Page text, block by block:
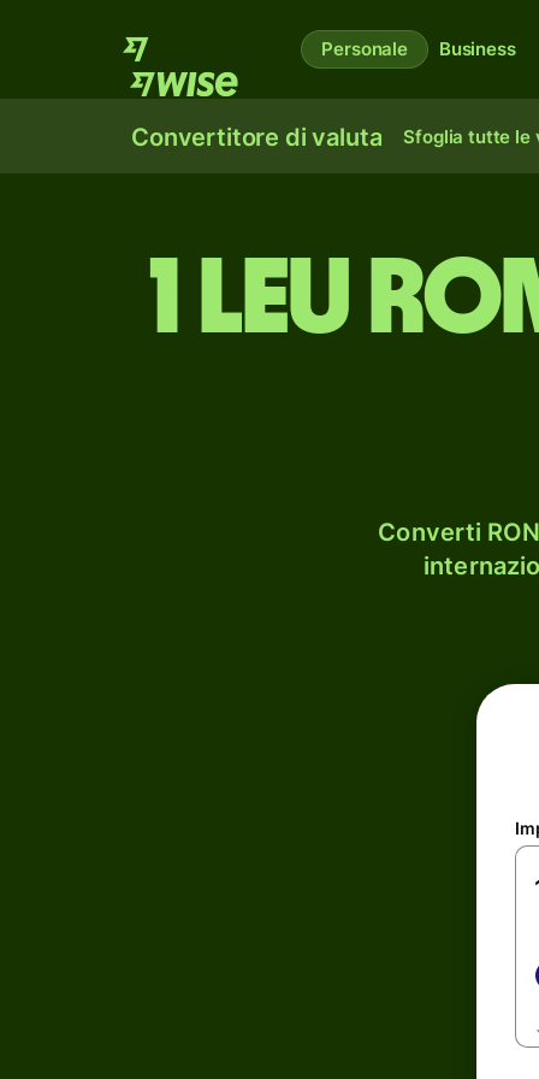
Personale Business
Convertitore di valuta Sfoglia tutte le
1 leu
Converti